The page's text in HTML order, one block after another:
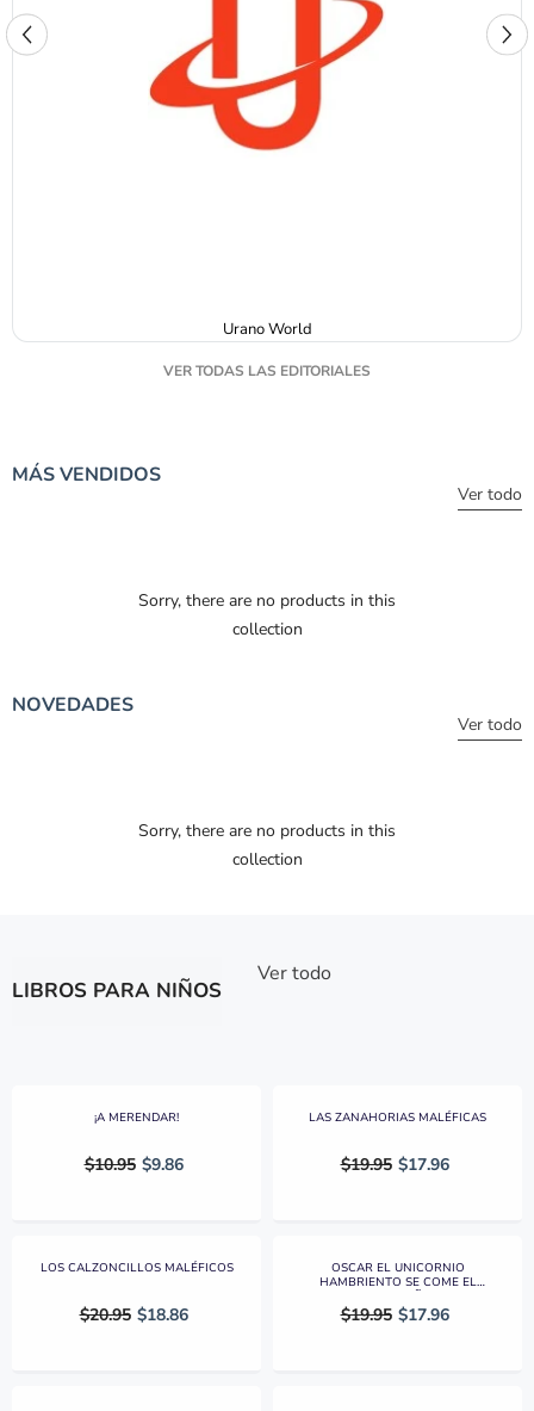
Urano World
VER TODAS LAS EDITORIALES
MÁS VENDIDOS
Ver todo
Sorry, there are no products in this
collection
NOVEDADES
Ver todo
Sorry, there are no products in this
collection
LIBROS PARA NIÑOS
Ver todo
¡A MERENDAR!
$10.95 $9.86
LAS ZANAHORIAS MALÉFICAS
$19.95 $17.96
LOS CALZONCILLOS MALÉFICOS
$20.95 $18.86
OSCAR EL UNICORNIO
HAMBRIENTO SE COME EL
CUMPLEAÑOS
$19.95 $17.96